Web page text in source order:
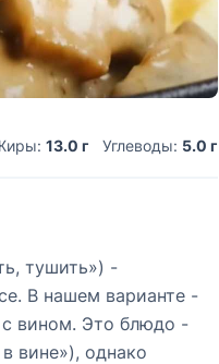
13.0 г Углеводы: 5.0 г
тушить») -
В нашем варианте -
с вином. Это блюдо -
вине»), однако